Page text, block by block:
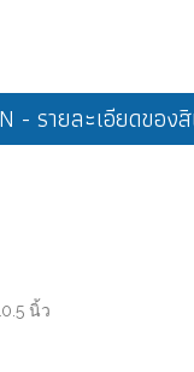
- รายละเอียดข
นิ้ว